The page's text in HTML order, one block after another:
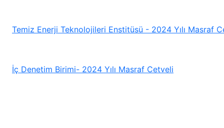
Temiz Enerji Teknolojileri Enstitüsü - 2024 Yılı Masraf
İç Denetim Birimi- 2024 Yılı Masraf Cetveli